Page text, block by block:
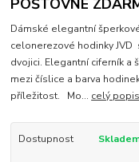
POŠTOVNÉ
Dámské elegantní
celonerezové hodinky
dvojici. Elegantní ciferník a
mezi číslice a barva
příležitost. Mo... celý popis
Dostupnost